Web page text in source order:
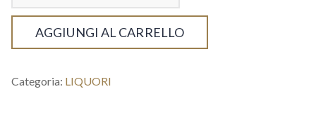
AGGIUNGI AL CARRELLO
Categoria: LIQUORI